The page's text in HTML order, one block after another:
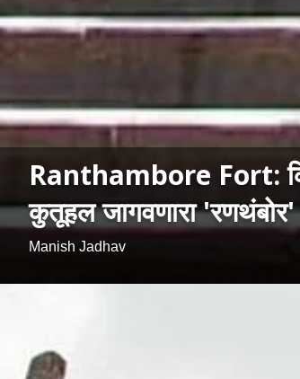
Ranthambore Fort:
कुतूहल जागवणारा 'रणथंबोर'
Manish Jadhav